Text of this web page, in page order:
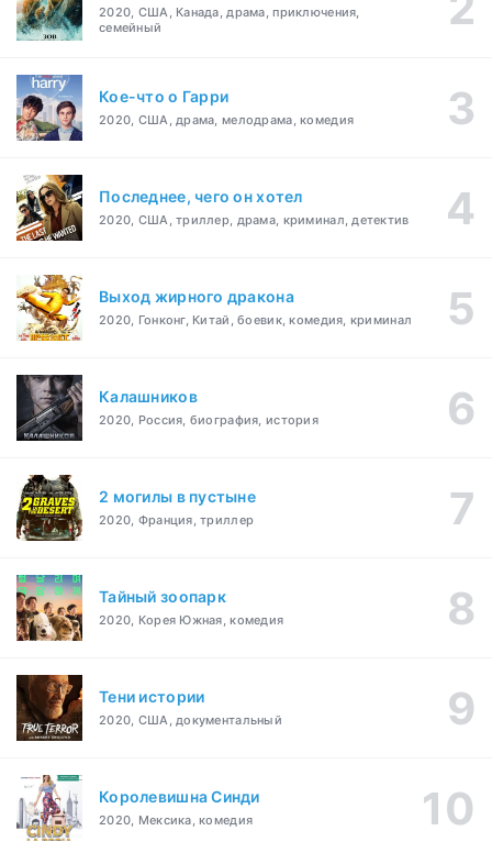
2020, США, Канада, драма, приключения,
семейный
Кое-что о Гарри
2020, США, драма, мелодрама, комедия
Последнее, чего он хотел
2020, США, триллер, драма, криминал, детектив
Выход жирного дракона
2020, Гонконг, Китай, боевик, комедия, криминал
Калашников
2020, Россия, биография, история
2 могилы в пустыне
2020, Франция, триллер
Тайный зоопарк
2020, Корея Южная, комедия
Тени истории
2020, США, документальный
Королевишна Синди
2020, Мексика, комедия